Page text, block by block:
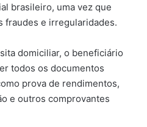
brasileiro, uma vez que
fraudes e irregularidades.
domiciliar, o beneficiário
todos os documentos
prova de rendimentos,
e outros comprovantes